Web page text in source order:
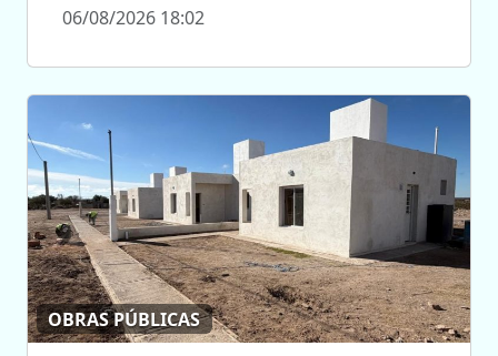
06/08/2026 18:02
OBRAS PÚBLICAS